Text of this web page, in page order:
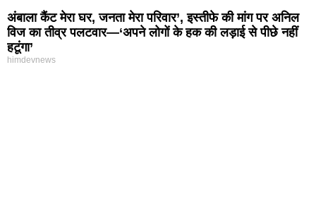
अंबाला कैंट मेरा घर, जनता मेरा परिवार’, इस्तीफे की मांग पर अनिल
विज का तीव्र पलटवार—‘अपने लोगों के हक की लड़ाई से पीछे नहीं
हटूंगा’
himdevnews